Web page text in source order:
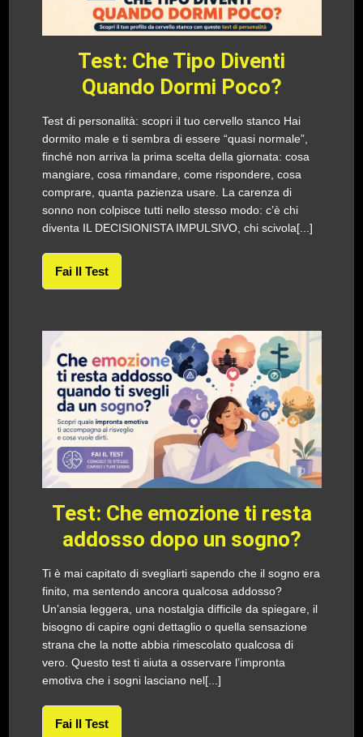
Test: Che Tipo Diventi
Quando Dormi Poco?
Test di personalità: scopri il tuo cervello stanco Hai
dormito male e ti sembra di essere “quasi normale”,
finché non arriva la prima scelta della giornata: cosa
mangiare, cosa rimandare, come rispondere, cosa
comprare, quanta pazienza usare. La carenza di
sonno non colpisce tutti nello stesso modo: c’è chi
diventa IL DECISIONISTA IMPULSIVO, chi scivola[...]
Fai Il Test
Test: Che emozione ti resta
addosso dopo un sogno?
Ti è mai capitato di svegliarti sapendo che il sogno era
finito, ma sentendo ancora qualcosa addosso?
Un’ansia leggera, una nostalgia difficile da spiegare, il
bisogno di capire ogni dettaglio o quella sensazione
strana che la notte abbia rimescolato qualcosa di
vero. Questo test ti aiuta a osservare l’impronta
emotiva che i sogni lasciano nel[...]
Fai Il Test